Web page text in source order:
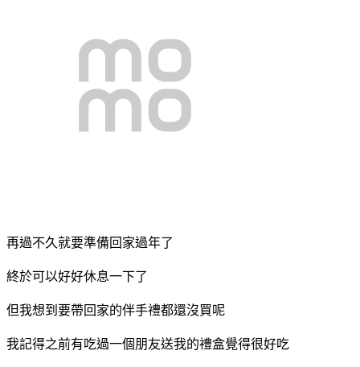
再過不久就要準備回家過年了
終於可以好好休息一下了
但我想到要帶回家的伴手禮都還沒買呢
我記得之前有吃過一個朋友送我的禮盒覺得很好吃